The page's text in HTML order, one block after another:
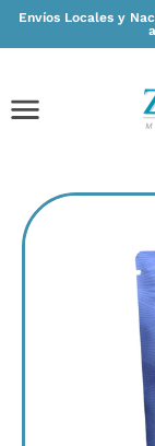
Envíos Locales y